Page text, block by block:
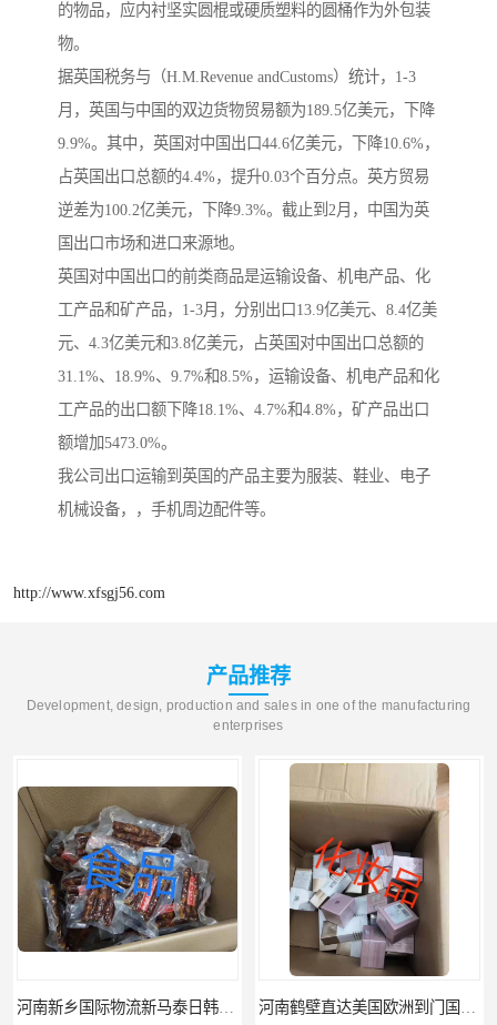
的物品，应内衬坚实圆棍或硬质塑料的圆桶作为外包装
物。
据英国税务与（H.M.Revenue andCustoms）统计，1-3
月，英国与中国的双边货物贸易额为189.5亿美元，下降
9.9%。其中，英国对中国出口44.6亿美元，下降10.6%，
占英国出口总额的4.4%，提升0.03个百分点。英方贸易
逆差为100.2亿美元，下降9.3%。截止到2月，中国为英
国出口市场和进口来源地。
英国对中国出口的前类商品是运输设备、机电产品、化
工产品和矿产品，1-3月，分别出口13.9亿美元、8.4亿美
元、4.3亿美元和3.8亿美元，占英国对中国出口总额的
31.1%、18.9%、9.7%和8.5%，运输设备、机电产品和化
工产品的出口额下降18.1%、4.7%和4.8%，矿产品出口
额增加5473.0%。
我公司出口运输到英国的产品主要为服装、鞋业、电子
机械设备，，手机周边配件等。
http://www.xfsgj56.com
产品推荐
Development, design, production and sales in one of the manufacturing
enterprises
河南新乡国际物流新马泰日韩菲律宾老挝缅甸印尼柬埔寨双清包税 河南鹤壁直达美国欧洲到门国际快递药品口罩洗手液消毒水防护衣